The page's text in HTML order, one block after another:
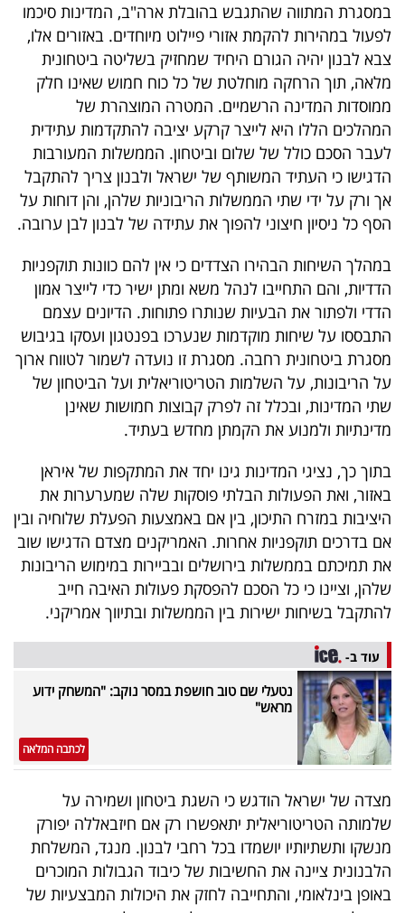
פודקאסט
40
UNDER
40
שיתופי
פעולה
דרושים
ניוזלטרים
מייל
פרסמו
באייס
עקבו
אחרינו:
במסגרת המתווה שהתגבש בהובלת ארה"ב, המדינות סיכמו
לפעול במהירות להקמת אזורי פיילוט מיוחדים. באזורים אלו,
צבא לבנון יהיה הגורם היחיד שמחזיק בשליטה ביטחונית
מלאה, תוך הרחקה מוחלטת של כל כוח חמוש שאינו חלק
ממוסדות המדינה הרשמיים. המטרה המוצהרת של
המהלכים הללו היא לייצר קרקע יציבה להתקדמות עתידית
לעבר הסכם כולל של שלום וביטחון. הממשלות המעורבות
הדגישו כי העתיד המשותף של ישראל ולבנון צריך להתקבל
אך ורק על ידי שתי הממשלות הריבוניות שלהן, והן דוחות על
הסף כל ניסיון חיצוני להפוך את עתידה של לבנון לבן ערובה.
במהלך השיחות הבהירו הצדדים כי אין להם כוונות תוקפניות
הדדיות, והם התחייבו לנהל משא ומתן ישיר כדי לייצר אמון
הדדי ולפתור את הבעיות שנותרו פתוחות. הדיונים עצמם
התבססו על שיחות מוקדמות שנערכו בפנטגון ועסקו בגיבוש
מסגרת ביטחונית רחבה. מסגרת זו נועדה לשמור לטווח ארוך
על הריבונות, על השלמות הטריטוריאלית ועל הביטחון של
שתי המדינות, ובכלל זה לפרק קבוצות חמושות שאינן
מדינתיות ולמנוע את הקמתן מחדש בעתיד.
בתוך כך, נציגי המדינות גינו יחד את המתקפות של איראן
באזור, ואת הפעולות הבלתי פוסקות שלה שמערערות את
היציבות במזרח התיכון, בין אם באמצעות הפעלת שלוחיה ובין
אם בדרכים תוקפניות אחרות. האמריקנים מצדם הדגישו שוב
את תמיכתם בממשלות בירושלים ובביירות במימוש הריבונות
שלהן, וציינו כי כל הסכם להפסקת פעולות האיבה חייב
להתקבל בשיחות ישירות בין הממשלות ובתיווך אמריקני.
עוד ב-
נטעלי שם טוב חושפת במסר נוקב: "המשחק ידוע
מראש"
לכתבה המלאה
מצדה של ישראל הודגש כי השגת ביטחון ושמירה על
שלמותה הטריטוריאלית יתאפשרו רק אם חיזבאללה יפורק
מנשקו ותשתיותיו יושמדו בכל רחבי לבנון. מנגד, המשלחת
הלבנונית ציינה את החשיבות של כיבוד הגבולות המוכרים
באופן בינלאומי, והתחייבה לחזק את היכולות המבצעיות של